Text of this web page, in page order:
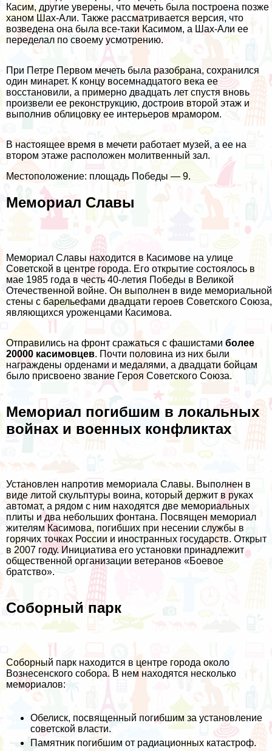
Касим, другие уверены, что мечеть была построена позже
ханом Шах-Али. Также рассматривается версия, что
возведена она была все-таки Касимом, а Шах-Али ее
переделал по своему усмотрению.
При Петре Первом мечеть была разобрана, сохранился
один минарет. К концу восемнадцатого века ее
восстановили, а примерно двадцать лет спустя вновь
произвели ее реконструкцию, достроив второй этаж и
выполнив облицовку ее интерьеров мрамором.
В настоящее время в мечети работает музей, а ее на
втором этаже расположен молитвенный зал.
Местоположение: площадь Победы — 9.
Мемориал Славы
Мемориал Славы находится в Касимове на улице
Советской в центре города. Его открытие состоялось в
мае 1985 года в честь 40-летия Победы в Великой
Отечественной войне. Он выполнен в виде мемориальной
стены с барельефами двадцати героев Советского Союза,
являющихся уроженцами Касимова.
Отправились на фронт сражаться с фашистами более
20000 касимовцев. Почти половина из них были
награждены орденами и медалями, а двадцати бойцам
было присвоено звание Героя Советского Союза.
Мемориал погибшим в локальных
войнах и военных конфликтах
Установлен напротив мемориала Славы. Выполнен в
виде литой скульптуры воина, который держит в руках
автомат, а рядом с ним находятся две мемориальных
плиты и два небольших фонтана. Посвящен мемориал
жителям Касимова, погибших при несении службы в
горячих точках России и иностранных государств. Открыт
в 2007 году. Инициатива его установки принадлежит
общественной организации ветеранов «Боевое
братство».
Соборный парк
Соборный парк находится в центре города около
Вознесенского собора. В нем находятся несколько
мемориалов:
Обелиск, посвященный погибшим за установление
советской власти.
Памятник погибшим от радиационных катастроф.